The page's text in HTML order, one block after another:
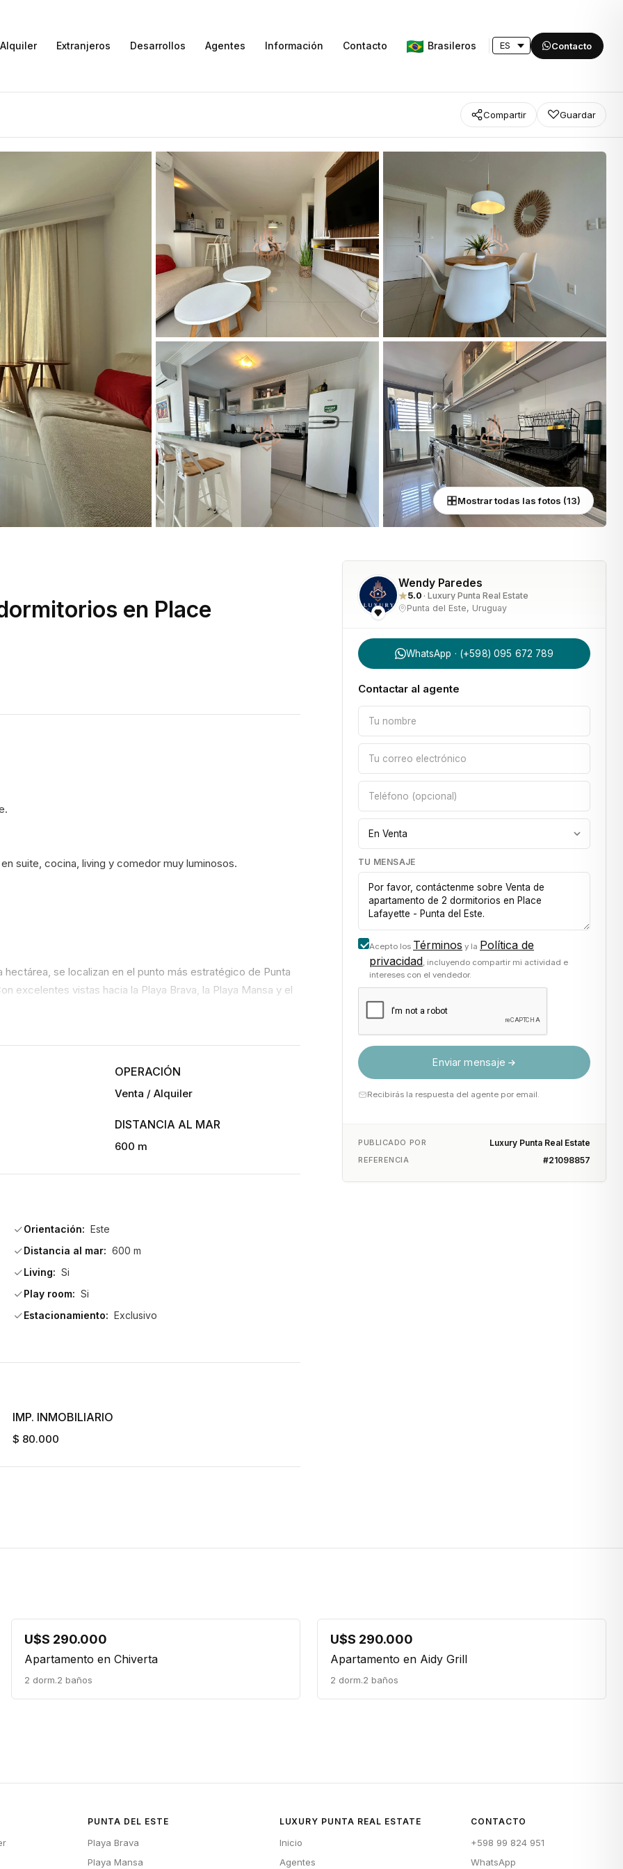
Alquiler Extranjeros Desarrollos Agentes Información Contacto Brasileros Contacto
Compartir Guardar
Mostrar todas las fotos (13)
en Place
suite, cocina, living y comedor muy luminosos.
se localizan en el punto más estratégico de Punta
excelentes vistas hacia la Playa Brava, la Playa Mansa y el
habitacionales, con un concepto único, la alta
con excelentes locales de alto nivel que generan un
spa con saunas, sala de relax y de masajes, sala de
traslado en verano, juegos exteriores infantiles, lavandería,
OPERACIÓN
Venta / Alquiler
DISTANCIA AL MAR
600 m
Orientación: Este
Distancia al mar: 600 m
Living: Si
Play room: Si
Estacionamiento: Exclusivo
IMP. INMOBILIARIO
$ 80.000
Wendy Paredes
5.0 · Luxury Punta Real Estate
Punta del Este, Uruguay
WhatsApp · (+598) 095 672 789
Contactar al agente
TU MENSAJE
Acepto los Términos y la Política de
privacidad, incluyendo compartir mi actividad e
intereses con el vendedor.
Enviar mensaje
Recibirás la respuesta del agente por email.
PUBLICADO POR Luxury Punta Real Estate
REFERENCIA #21098857
U$S 290.000
Apartamento en Chiverta
2 dorm.2 baños
U$S 290.000
Apartamento en Aidy Grill
2 dorm.2 baños
PUNTA DEL ESTE
Playa Brava
Playa Mansa
LUXURY PUNTA REAL ESTATE
Inicio
Agentes
CONTACTO
+598 99 824 951
WhatsApp